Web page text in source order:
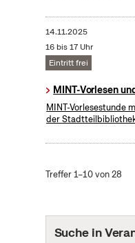
14.11.2025
16 bis 17 Uhr
Eintritt frei
MINT-Vorlesen
MINT-Vorlesestunde
der
Treffer 1–10 von 28
Suche in